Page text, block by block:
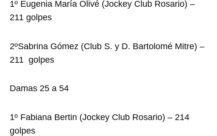
1º Eugenia María Olivé (Jockey Club Rosario) –
211 golpes
2ºSabrina Gómez (Club S. y D. Bartolomé Mitre) –
211 golpes
Damas 25 a 54
1º Fabiana Bertin (Jockey Club Rosario) – 214
golpes